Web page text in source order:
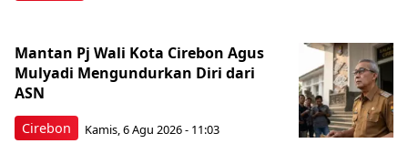
Cirebon
Mantan Pj Wali Kota Cirebon Agus
Mulyadi Mengundurkan Diri dari
ASN
Kamis, 6 Agu 2026 - 11:03